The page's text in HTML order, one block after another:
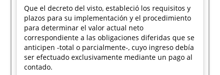
Que el decreto del visto, estableció los requisitos y
plazos para su implementación y el procedimiento
para determinar el valor actual neto
correspondiente a las obligaciones diferidas que se
anticipen -total o parcialmente-, cuyo ingreso debía
ser efectuado exclusivamente mediante un pago al
contado.